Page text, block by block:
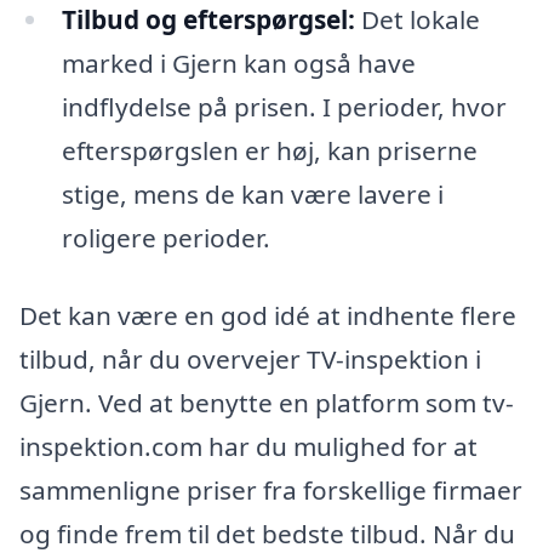
Tilbud og efterspørgsel: Det lokale
marked i Gjern kan også have
indflydelse på prisen. I perioder, hvor
efterspørgslen er høj, kan priserne
stige, mens de kan være lavere i
roligere perioder.
Det kan være en god idé at indhente flere
tilbud, når du overvejer TV-inspektion i
Gjern. Ved at benytte en platform som tv-
inspektion.com har du mulighed for at
sammenligne priser fra forskellige firmaer
og finde frem til det bedste tilbud. Når du